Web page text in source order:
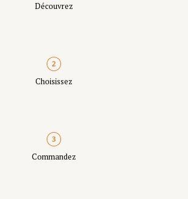
Découvrez
Choisissez
Commandez